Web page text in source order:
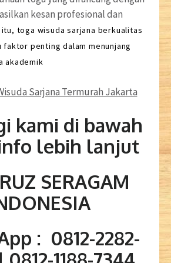
kesan profesional dan
itu, toga wisuda sarjana berkualitas
faktor penting dalam menunjang
akademik
kami di bawah
lebih lanjut
SERAGAM
: 0812-2282-